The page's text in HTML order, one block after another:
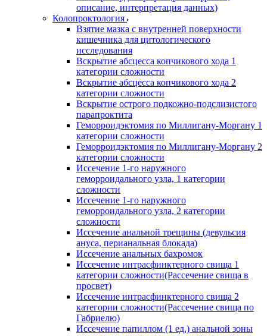
описание, интерпретация данных)
Колопроктология
Взятие мазка с внутренней поверхности
кишечника для цитологического
исследования
Вскрытие абсцесса копчикового хода 1
категории сложности
Вскрытие абсцесса копчикового хода 2
категории сложности
Вскрытие острого подкожно-подслизистого
парапроктита
Геморроидэктомия по Миллигану-Моргану 1
категории сложности
Геморроидэктомия по Миллигану-Моргану 2
категории сложности
Иссечение 1-го наружного
геморроидального узла, 1 категории
сложности
Иссечение 1-го наружного
геморроидального узла, 2 категории
сложности
Иссечение анальной трещины (девульсия
ануса, перианальная блокада)
Иссечение анальных бахромок
Иссечение интрасфинктерного свища 1
категории сложности(Рассечение свища в
просвет)
Иссечение интрасфинктерного свища 2
категории сложности(Рассечение свища по
Габриелю)
Иссечение папиллом (1 ед.) анальной зоны